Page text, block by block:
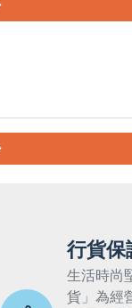
行貨保
生活時尚
貨」為經